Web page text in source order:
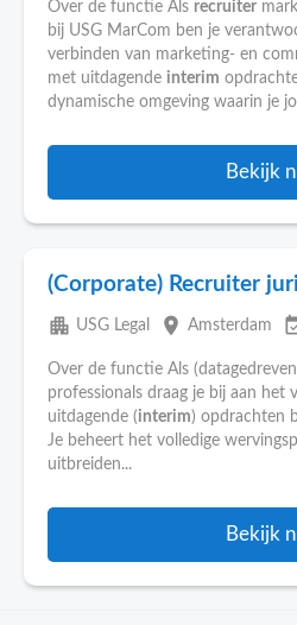
Over de functie Als recruiter
bij USG MarCom ben je
verbinden van marketing- en
met uitdagende interim
dynamische omgeving waarin je
Bekijk
(Corporate) Recruiter
apartment USG Legal place Amsterdam
Over de functie Als
professionals draag je bij aan het
uitdagende (interim) opdrachten
Je beheert het volledige
uitbreiden...
Bekijk